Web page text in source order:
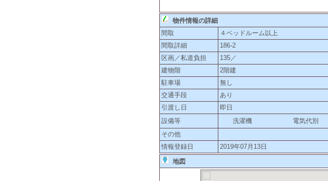
物件情報の詳細
間取
４ベッドルーム以上
間取詳細
186-2
区画／私道負担
135／
建物階
2階建
駐車場
無し
交通手段
あり
引渡し日
即日
設備等
洗濯機 電気代別
その他
情報登録日
2019年07月13日
地図